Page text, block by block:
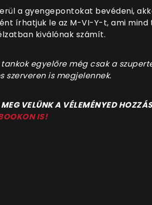
a gyengepontokat bevédeni,
írhatjuk le az M-VI-Y-t, ami mind
kiválónak számít.
tankok egyelőre még csak a
szerveren is megjelennek.
VELÜNK A VÉLEMÉNYED
IS!